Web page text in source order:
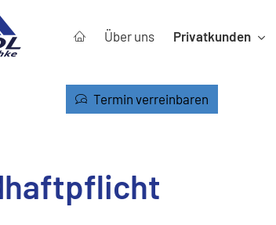
Über uns Privatkunden
Termin verreinbaren